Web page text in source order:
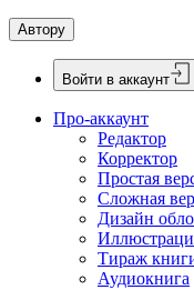
Автору
Войти в аккаунт
Про-аккаунт
Редактор
Корректор
Простая
Сложная
Дизайн
Тираж
Аудиокнига